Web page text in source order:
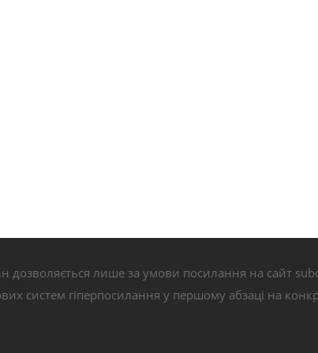
дозволяється лише за умови посилання на сайт
систем гіперпосилання у першому абзаці на